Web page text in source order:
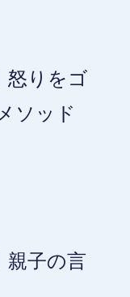
怒りをゴ
ソッド
親子の言